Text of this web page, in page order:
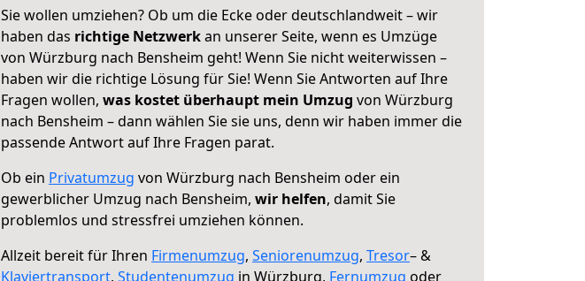
Sie wollen umziehen? Ob um die Ecke oder deutschlandweit – wir
haben das richtige Netzwerkan unserer Seite, wenn es Umzüge
von Würzburg nach Bensheim geht! Wenn Sie nicht weiterwissen –
haben wir die richtige Lösung für Sie! Wenn Sie Antworten auf Ihre
Fragen wollen, was kostet überhaupt mein Umzug von Würzburg
nach Bensheim – dann wählen Sie sie uns, denn wir haben immer die
passende Antwort auf Ihre Fragen parat.
Ob ein Privatumzug von Würzburg nach Bensheim oder ein
gewerblicher Umzug nach Bensheim, wir helfen, damit Sie
problemlos und stressfrei umziehen können.
Allzeit bereit für Ihren Firmenumzug, Seniorenumzug, Tresor– &
Klaviertransport, Studentenumzug in Würzburg, Fernumzug oder